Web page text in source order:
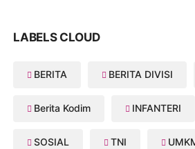
LABELS CLOUD
BERITA BERITA DIVISI
Berita Kodim INFANTERI
SOSIAL TNI